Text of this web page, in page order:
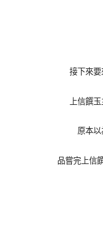
接下來要
上信饌
原本以
品嘗完上信